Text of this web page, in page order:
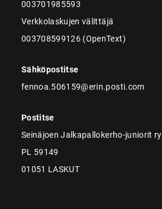
003701985593
Verkkolaskujen välittäjä
003708599126 (OpenText)
Sähköpostitse
fennoa.506159@erin.posti.com
Postitse
Seinäjoen Jalkapallokerho-juniorit ry
PL 59149
01051 LASKUT